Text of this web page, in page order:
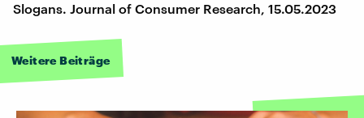
Slogans. Journal of Consumer Research, 15.05.2023
Weitere Beiträge